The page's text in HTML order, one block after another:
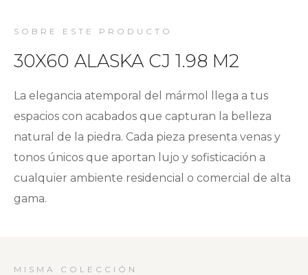
SOBRE ESTE PRODUCTO
30X60 ALASKA CJ 1.98 M2
La elegancia atemporal del mármol llega a tus
espacios con acabados que capturan la belleza
natural de la piedra. Cada pieza presenta venas y
tonos únicos que aportan lujo y sofisticación a
cualquier ambiente residencial o comercial de alta
gama.
MISMA COLECCIÓN